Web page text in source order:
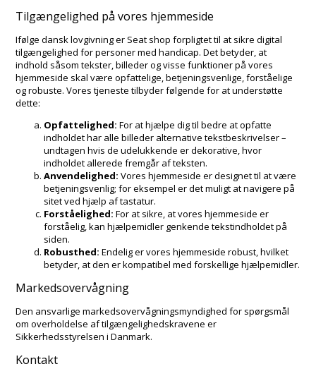
Tilgængelighed på vores hjemmeside
Ifølge dansk lovgivning er Seat shop forpligtet til at sikre digital
tilgængelighed for personer med handicap. Det betyder, at
indhold såsom tekster, billeder og visse funktioner på vores
hjemmeside skal være opfattelige, betjeningsvenlige, forståelige
og robuste. Vores tjeneste tilbyder følgende for at understøtte
dette:
Opfattelighed: For at hjælpe dig til bedre at opfatte
indholdet har alle billeder alternative tekstbeskrivelser –
undtagen hvis de udelukkende er dekorative, hvor
indholdet allerede fremgår af teksten.
Anvendelighed: Vores hjemmeside er designet til at være
betjeningsvenlig; for eksempel er det muligt at navigere på
sitet ved hjælp af tastatur.
Forståelighed: For at sikre, at vores hjemmeside er
forståelig, kan hjælpemidler genkende tekstindholdet på
siden.
Robusthed: Endelig er vores hjemmeside robust, hvilket
betyder, at den er kompatibel med forskellige hjælpemidler.
Markedsovervågning
Den ansvarlige markedsovervågningsmyndighed for spørgsmål
om overholdelse af tilgængelighedskravene er
Sikkerhedsstyrelsen i Danmark.
Kontakt